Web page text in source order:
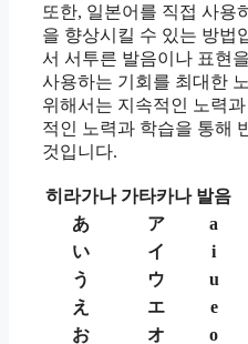
또한, 일본어를 직접 사용
을 향상시킬 수 있는 방법
서 서투른 발음이나 표현
사용하는 기회를 최대한
위해서는 지속적인 노력
적인 노력과 학습을 통해
것입니다.
히라가나 가타카나 발음
あ
ア
a
い
イ
i
う
ウ
u
え
エ
e
お
オ
o